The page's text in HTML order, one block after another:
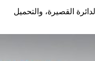
القصيرة، والتحميل